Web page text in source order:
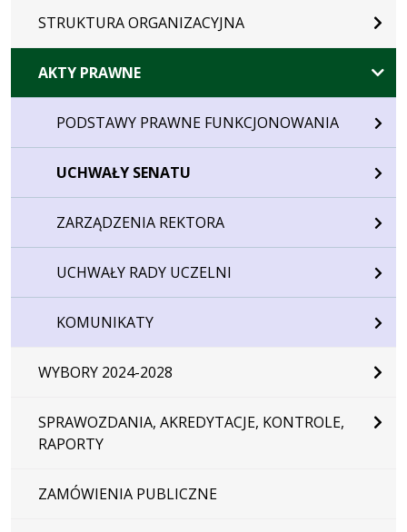
STRUKTURA ORGANIZACYJNA
AKTY PRAWNE
PODSTAWY PRAWNE FUNKCJONOWANIA
UCHWAŁY SENATU
ZARZĄDZENIA REKTORA
UCHWAŁY RADY UCZELNI
KOMUNIKATY
WYBORY 2024-2028
SPRAWOZDANIA, AKREDYTACJE, KONTROLE,
RAPORTY
ZAMÓWIENIA PUBLICZNE